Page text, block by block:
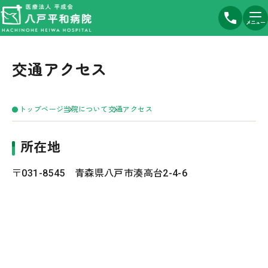
メニュー
交通アクセス
トップページ当院について交通アクセス
所在地
〒031-8545 青森県八戸市湊高台2-4-6